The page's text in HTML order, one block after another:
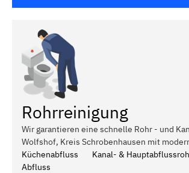
Rohrreinigung
Wir garantieren eine schnelle Rohr - und
Wolfshof, Kreis Schrobenhausen mit
Küchenabfluss
Kanal- &
Abfluss